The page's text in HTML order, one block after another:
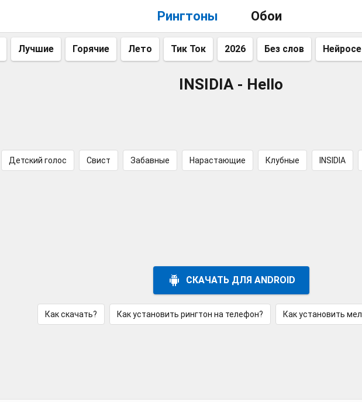
Рингтоны Обои
Лучшие Горячие Лето Тик Ток 2026 Без слов
INSIDIA - Hello
Детский голос Свист Забавные Нарастающие Клубные INSIDIA
СКАЧАТЬ ДЛЯ ANDROID
Как скачать? Как установить рингтон на телефон? Как установить